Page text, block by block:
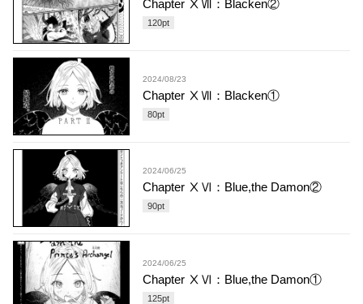
Chapter ⅩⅦ：Blacken②
120pt
2024/08/23
Chapter ⅩⅦ：Blacken①
80pt
2024/06/25
Chapter ⅩⅥ：Blue,the Damon②
90pt
2024/06/25
Chapter ⅩⅥ：Blue,the Damon①
125pt